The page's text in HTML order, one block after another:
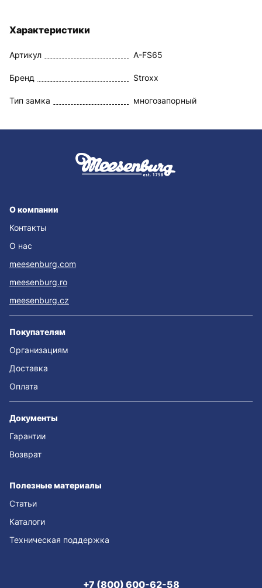
Характеристики
Артикул A-FS65
Бренд Stroxx
Тип замка многозапорный
О компании
Контакты
О нас
meesenburg.com
meesenburg.ro
meesenburg.cz
Покупателям
Организациям
Доставка
Оплата
Документы
Гарантии
Возврат
Полезные материалы
Статьи
Каталоги
Техническая поддержка
+7 (800) 600-62-58